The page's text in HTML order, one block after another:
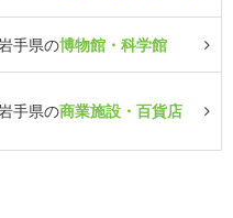
手県の博物館・科学館
手県の商業施設・百貨店